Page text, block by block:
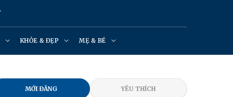
KHỎE & ĐẸP MẸ & BÉ
MỚI ĐĂNG YÊU THÍCH